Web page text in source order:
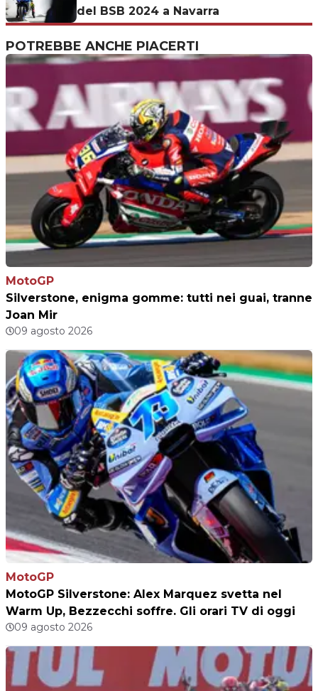
del BSB 2024 a Navarra
POTREBBE ANCHE PIACERTI
MotoGP
Silverstone, enigma gomme: tutti nei guai, tranne
Joan Mir
09 agosto 2026
MotoGP
MotoGP Silverstone: Alex Marquez svetta nel
Warm Up, Bezzecchi soffre. Gli orari TV di oggi
09 agosto 2026